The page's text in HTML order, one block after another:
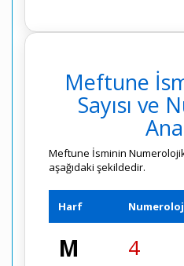
Meftune
Sayısı ve
Meftune İsminin
aşağıdaki şekildedir.
Harf
M 4